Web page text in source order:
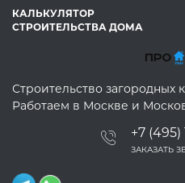
КАЛЬКУЛЯТОР
СТРОИТЕЛЬСТВА ДОМА
Строительство загородных
Работаем в Москве и
+7 (495)
ЗАКАЗАТЬ